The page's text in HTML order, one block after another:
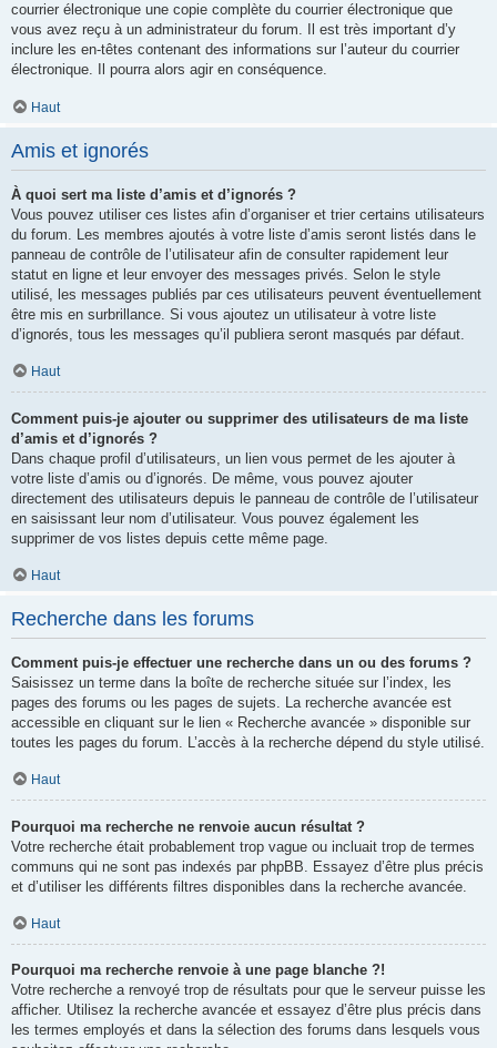
courrier électronique une copie complète du courrier électronique que
vous avez reçu à un administrateur du forum. Il est très important d’y
inclure les en-têtes contenant des informations sur l’auteur du courrier
électronique. Il pourra alors agir en conséquence.
Haut
Amis et ignorés
À quoi sert ma liste d’amis et d’ignorés ?
Vous pouvez utiliser ces listes afin d’organiser et trier certains utilisateurs
du forum. Les membres ajoutés à votre liste d’amis seront listés dans le
panneau de contrôle de l’utilisateur afin de consulter rapidement leur
statut en ligne et leur envoyer des messages privés. Selon le style
utilisé, les messages publiés par ces utilisateurs peuvent éventuellement
être mis en surbrillance. Si vous ajoutez un utilisateur à votre liste
d’ignorés, tous les messages qu’il publiera seront masqués par défaut.
Haut
Comment puis-je ajouter ou supprimer des utilisateurs de ma liste
d’amis et d’ignorés ?
Dans chaque profil d’utilisateurs, un lien vous permet de les ajouter à
votre liste d’amis ou d’ignorés. De même, vous pouvez ajouter
directement des utilisateurs depuis le panneau de contrôle de l’utilisateur
en saisissant leur nom d’utilisateur. Vous pouvez également les
supprimer de vos listes depuis cette même page.
Haut
Recherche dans les forums
Comment puis-je effectuer une recherche dans un ou des forums ?
Saisissez un terme dans la boîte de recherche située sur l’index, les
pages des forums ou les pages de sujets. La recherche avancée est
accessible en cliquant sur le lien « Recherche avancée » disponible sur
toutes les pages du forum. L’accès à la recherche dépend du style utilisé.
Haut
Pourquoi ma recherche ne renvoie aucun résultat ?
Votre recherche était probablement trop vague ou incluait trop de termes
communs qui ne sont pas indexés par phpBB. Essayez d’être plus précis
et d’utiliser les différents filtres disponibles dans la recherche avancée.
Haut
Pourquoi ma recherche renvoie à une page blanche ?!
Votre recherche a renvoyé trop de résultats pour que le serveur puisse les
afficher. Utilisez la recherche avancée et essayez d’être plus précis dans
les termes employés et dans la sélection des forums dans lesquels vous